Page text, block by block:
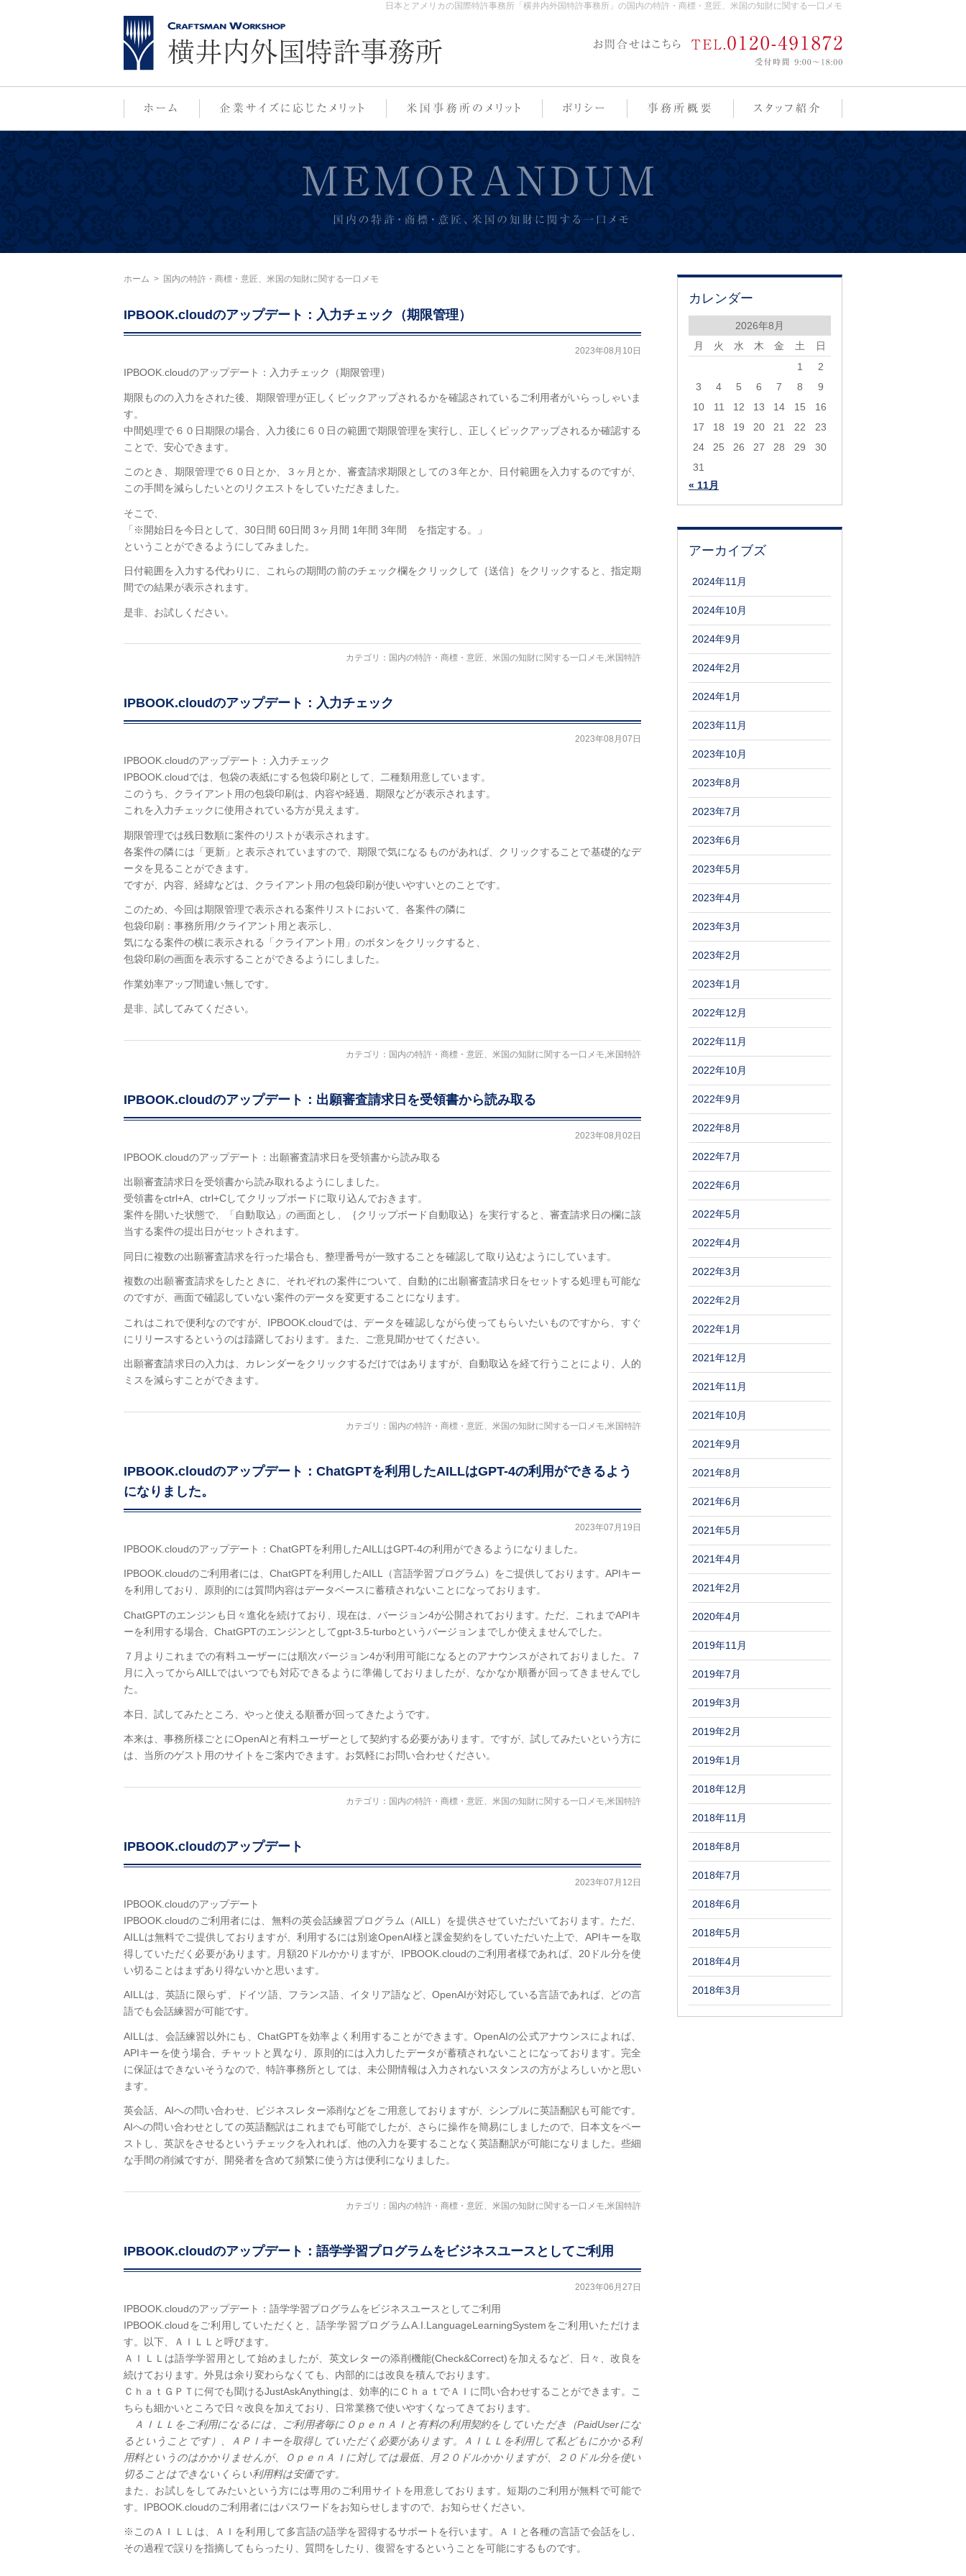
日本とアメリカの国際特許事務所「横井内外国特許事務所」の国内の特許・商標・意匠、米国の知財に関する一口メモ
ホーム > 国内の特許・商標・意匠、米国の知財に関する一口メモ
IPBOOK.cloudのアップデート：入力チェック（期限管理）
2023年08月10日
IPBOOK.cloudのアップデート：入力チェック（期限管理）
期限ものの入力をされた後、期限管理が正しくピックアップされるかを確認されているご利用者がいらっしゃいま
す。
中間処理で６０日期限の場合、入力後に６０日の範囲で期限管理を実行し、正しくピックアップされるか確認する
ことで、安心できます。
このとき、期限管理で６０日とか、３ヶ月とか、審査請求期限としての３年とか、日付範囲を入力するのですが、
この手間を減らしたいとのリクエストをしていただきました。
そこで、
「※開始日を今日として、30日間 60日間 3ヶ月間 1年間 3年間 を指定する。」
ということができるようにしてみました。
日付範囲を入力する代わりに、これらの期間の前のチェック欄をクリックして｛送信｝をクリックすると、指定期
間での結果が表示されます。
是非、お試しください。
カテゴリ： 国内の特許・商標・意匠、米国の知財に関する一口メモ 米国特許
IPBOOK.cloudのアップデート：入力チェック
2023年08月07日
IPBOOK.cloudのアップデート：入力チェック
IPBOOK.cloudでは、包袋の表紙にする包袋印刷として、二種類用意しています。
このうち、クライアント用の包袋印刷は、内容や経過、期限などが表示されます。
これを入力チェックに使用されている方が見えます。
期限管理では残日数順に案件のリストが表示されます。
各案件の隣には「更新」と表示されていますので、期限で気になるものがあれば、クリックすることで基礎的なデ
ータを見ることができます。
ですが、内容、経緯などは、クライアント用の包袋印刷が使いやすいとのことです。
このため、今回は期限管理で表示される案件リストにおいて、各案件の隣に
包袋印刷：事務所用/クライアント用と表示し、
気になる案件の横に表示される「クライアント用」のボタンをクリックすると、
包袋印刷の画面を表示することができるようにしました。
作業効率アップ間違い無しです。
是非、試してみてください。
カテゴリ： 国内の特許・商標・意匠、米国の知財に関する一口メモ 米国特許
IPBOOK.cloudのアップデート：出願審査請求日を受領書から読み取る
2023年08月02日
IPBOOK.cloudのアップデート：出願審査請求日を受領書から読み取る
出願審査請求日を受領書から読み取れるようにしました。
受領書をctrl+A、ctrl+Cしてクリップボードに取り込んでおきます。
案件を開いた状態で、「自動取込」の画面とし、｛クリップボード自動取込｝を実行すると、審査請求日の欄に該
当する案件の提出日がセットされます。
同日に複数の出願審査請求を行った場合も、整理番号が一致することを確認して取り込むようにしています。
複数の出願審査請求をしたときに、それぞれの案件について、自動的に出願審査請求日をセットする処理も可能な
のですが、画面で確認していない案件のデータを変更することになります。
これはこれで便利なのですが、IPBOOK.cloudでは、データを確認しながら使ってもらいたいものですから、すぐ
にリリースするというのは躊躇しております。また、ご意見聞かせてください。
出願審査請求日の入力は、カレンダーをクリックするだけではありますが、自動取込を経て行うことにより、人的
ミスを減らすことができます。
カテゴリ： 国内の特許・商標・意匠、米国の知財に関する一口メモ 米国特許
IPBOOK.cloudのアップデート：ChatGPTを利用したAILLはGPT-4の利用ができるよう
になりました。
2023年07月19日
IPBOOK.cloudのアップデート：ChatGPTを利用したAILLはGPT-4の利用ができるようになりました。
IPBOOK.cloudのご利用者には、ChatGPTを利用したAILL（言語学習プログラム）をご提供しております。APIキー
を利用しており、原則的には質問内容はデータベースに蓄積されないことになっております。
ChatGPTのエンジンも日々進化を続けており、現在は、バージョン4が公開されております。ただ、これまでAPIキ
ーを利用する場合、ChatGPTのエンジンとしてgpt-3.5-turboというバージョンまでしか使えませんでした。
７月よりこれまでの有料ユーザーには順次バージョン4が利用可能になるとのアナウンスがされておりました。７
月に入ってからAILLではいつでも対応できるように準備しておりましたが、なかなか順番が回ってきませんでし
た。
本日、試してみたところ、やっと使える順番が回ってきたようです。
本来は、事務所様ごとにOpenAIと有料ユーザーとして契約する必要があります。ですが、試してみたいという方に
は、当所のゲスト用のサイトをご案内できます。お気軽にお問い合わせください。
カテゴリ： 国内の特許・商標・意匠、米国の知財に関する一口メモ 米国特許
IPBOOK.cloudのアップデート
2023年07月12日
IPBOOK.cloudのアップデート
IPBOOK.cloudのご利用者には、無料の英会話練習プログラム（AILL）を提供させていただいております。ただ、
AILLは無料でご提供しておりますが、利用するには別途OpenAI様と課金契約をしていただいた上で、APIキーを取
得していただく必要があります。月額20ドルかかりますが、IPBOOK.cloudのご利用者様であれば、20ドル分を使
い切ることはまずあり得ないかと思います。
AILLは、英語に限らず、ドイツ語、フランス語、イタリア語など、OpenAIが対応している言語であれば、どの言
語でも会話練習が可能です。
AILLは、会話練習以外にも、ChatGPTを効率よく利用することができます。OpenAIの公式アナウンスによれば、
APIキーを使う場合、チャットと異なり、原則的には入力したデータが蓄積されないことになっております。完全
に保証はできないそうなので、特許事務所としては、未公開情報は入力されないスタンスの方がよろしいかと思い
ます。
英会話、AIへの問い合わせ、ビジネスレター添削などをご用意しておりますが、シンプルに英語翻訳も可能です。
AIへの問い合わせとしての英語翻訳はこれまでも可能でしたが、さらに操作を簡易にしましたので、日本文をペー
ストし、英訳をさせるというチェックを入れれば、他の入力を要することなく英語翻訳が可能になりました。些細
な手間の削減ですが、開発者を含めて頻繁に使う方は便利になりました。
カテゴリ： 国内の特許・商標・意匠、米国の知財に関する一口メモ 米国特許
IPBOOK.cloudのアップデート：語学学習プログラムをビジネスユースとしてご利用
2023年06月27日
IPBOOK.cloudのアップデート：語学学習プログラムをビジネスユースとしてご利用
IPBOOK.cloudをご利用していただくと、語学学習プログラムA.I.LanguageLearningSystemをご利用いただけま
す。以下、ＡＩＬＬと呼びます。
ＡＩＬＬは語学学習用として始めましたが、英文レターの添削機能(Check&Correct)を加えるなど、日々、改良を
続けております。外見は余り変わらなくても、内部的には改良を積んでおります。
ＣｈａｔＧＰＴに何でも聞けるJustAskAnythingは、効率的にＣｈａｔでＡＩに問い合わせすることができます。こ
ちらも細かいところで日々改良を加えており、日常業務で使いやすくなってきております。
ＡＩＬＬをご利用になるには、ご利用者毎にＯｐｅｎＡＩと有料の利用契約をしていただき（PaidUserにな
るということです）、ＡＰＩキーを取得していただく必要があります。ＡＩＬＬを利用して私どもにかかる利
用料というのはかかりませんが、ＯｐｅｎＡＩに対しては最低、月２０ドルかかりますが、２０ドル分を使い
切ることはできないくらい利用料は安価です。
また、お試しをしてみたいという方には専用のご利用サイトを用意しております。短期のご利用が無料で可能で
す。IPBOOK.cloudのご利用者にはパスワードをお知らせしますので、お知らせください。
※このＡＩＬＬは、ＡＩを利用して多言語の語学を習得するサポートを行います。ＡＩと各種の言語で会話をし、
その過程で誤りを指摘してもらったり、質問をしたり、復習をするということを可能にするものです。
カレンダー
2026年8月
月
火 水 木 金 土
日
1
2
3
4 5 6 7 8
9
10
11 12 13 14 15
16
17
18 19 20 21 22
23
24
25 26 27 28 29
30
31
« 11月
アーカイブズ
2024年11月
2024年10月
2024年9月
2024年2月
2024年1月
2023年11月
2023年10月
2023年8月
2023年7月
2023年6月
2023年5月
2023年4月
2023年3月
2023年2月
2023年1月
2022年12月
2022年11月
2022年10月
2022年9月
2022年8月
2022年7月
2022年6月
2022年5月
2022年4月
2022年3月
2022年2月
2022年1月
2021年12月
2021年11月
2021年10月
2021年9月
2021年8月
2021年6月
2021年5月
2021年4月
2021年2月
2020年4月
2019年11月
2019年7月
2019年3月
2019年2月
2019年1月
2018年12月
2018年11月
2018年8月
2018年7月
2018年6月
2018年5月
2018年4月
2018年3月